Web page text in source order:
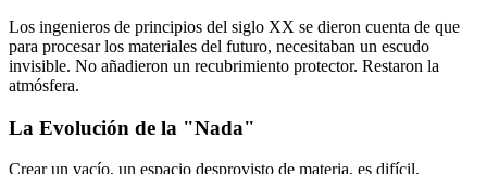
Los ingenieros de principios del siglo XX se dieron cuenta de que
para procesar los materiales del futuro, necesitaban un escudo
invisible. No añadieron un recubrimiento protector. Restaron la
atmósfera.
La Evolución de la "Nada"
Crear un vacío, un espacio desprovisto de materia, es difícil.